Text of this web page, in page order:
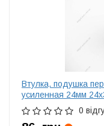
Втулка, подушка
усиленная 24мм
0